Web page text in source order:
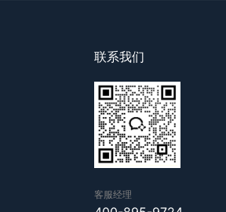
联系我们
客服经理